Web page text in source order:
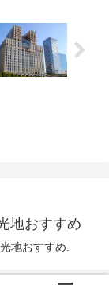
地おすすめ
地おすすめ.